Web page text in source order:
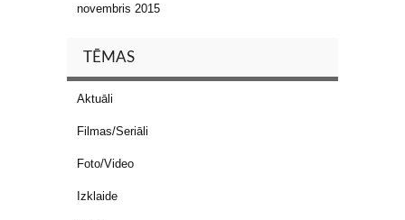
novembris 2015
TĒMAS
Aktuāli
Filmas/Seriāli
Foto/Video
Izklaide